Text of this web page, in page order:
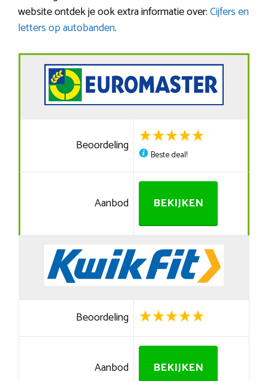
website ontdek je ook extra informatie over:Cijfers en
letters op autobanden.
Beoordeling
Beste deal!
Aanbod BEKIJKEN
Beoordeling
Aanbod BEKIJKEN